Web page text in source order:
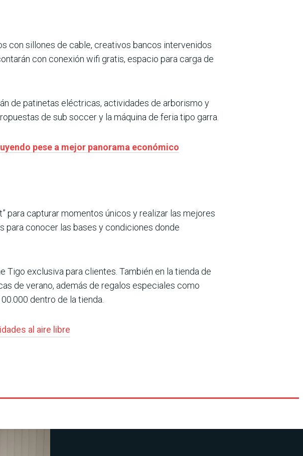
con sillones de cable, creativos bancos intervenidos
con conexión wifi gratis, espacio para carga de
de patinetas eléctricas, actividades de arborismo y
de sub soccer y la máquina de feria tipo garra.
pese a mejor panorama económico
para capturar momentos únicos y realizar las mejores
para conocer las bases y condiciones donde
exclusiva para clientes. También en la tienda de
de verano, además de regalos especiales como
dentro de la tienda.
al aire libre